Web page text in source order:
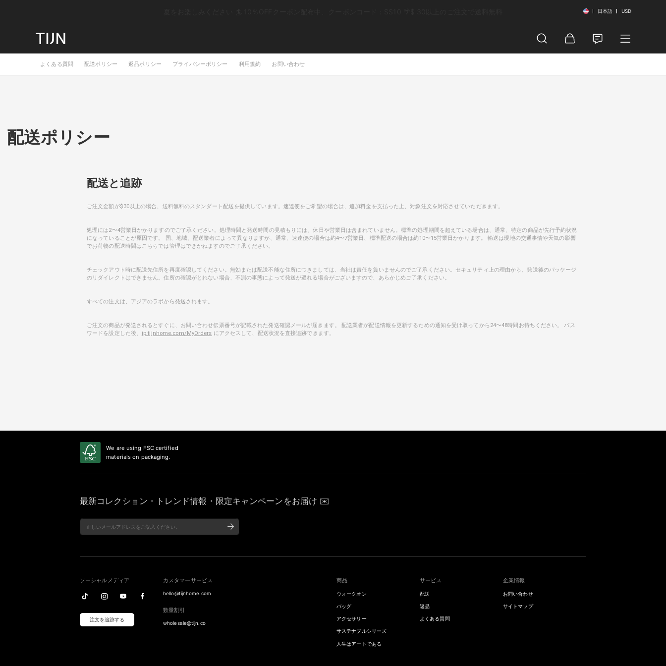
日本語 USD
よくある質問 配送ポリシー 返品ポリシー プライバシーポリシー 利用規約 お問い合わせ
配送ポリシー
配送と追跡
ご注文金額が$30以上の場合、送料無料のスタンダート配送を提供しています。速達便をご希望の場合は、追加料金を支払った上、対象注文を対応させていただきます。
処理には2〜4営業日かかりますのでご了承ください。処理時間と発送時間の見積もりには、休日や営業日は含まれていません。標準の処理期間を超えている場合は、通常、特定の商品が先行予約状況
になっていることが原因です。 国、地域、配送業者によって異なりますが、通常、速達便の場合は約4〜7営業日、標準配送の場合は約10〜15営業日かかります。 輸送は現地の交通事情や天気の影響
でお荷物の配送時間はこちらでは管理はできかねますのでご了承ください。
チェックアウト時に配送先住所を再度確認してください。無効または配送不能な住所につきましては、当社は責任を負いませんのでご了承ください。セキュリティ上の理由から、発送後のパッケージ
のリダイレクトはできません。住所の確認がとれない場合、不測の事態によって発送が遅れる場合がございますので、あらかじめご了承ください。
すべての注文は、アジアのラボから発送されます。
ご注文の商品が発送されるとすぐに、お問い合わせ伝票番号が記載された発送確認メールが届きます。 配送業者が配送情報を更新するための通知を受け取ってから24〜48時間お待ちください。 パス
ワードを設定した後、 jp.tijnhome.com/MyOrders にアクセスして、配送状況を直接追跡できます。
We are using FSC certified
materials on packaging.
最新コレクション・トレンド情報・限定キャンペーンをお届け ✉️
ソーシャルメディア
注文を追跡する
カスタマーサービス
hello@tijnhome.com
数量割引
wholesale@tijn.co
商品
ウォークオン
バッグ
アクセサリー
サステナブルシリーズ
人生はアートである
サービス
配送
返品
よくある質問
企業情報
お問い合わせ
サイトマップ